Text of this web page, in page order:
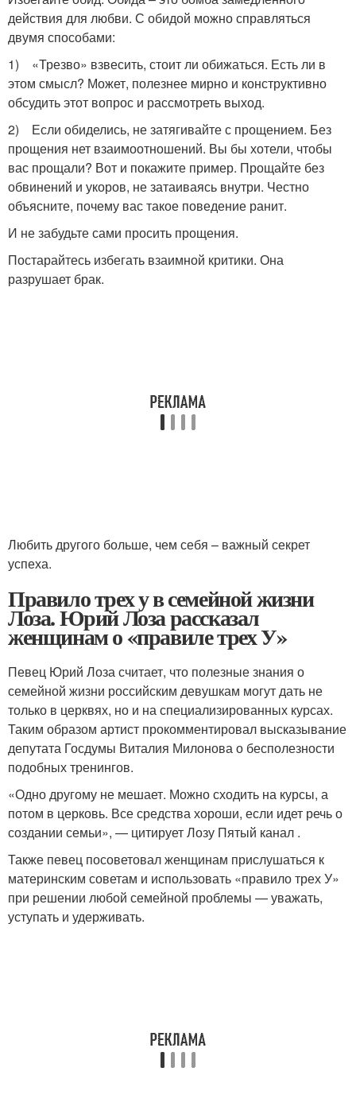
действия для любви. С обидой можно справляться
двумя способами:
1) «Трезво» взвесить, стоит ли обижаться. Есть ли в
этом смысл? Может, полезнее мирно и конструктивно
обсудить этот вопрос и рассмотреть выход.
2) Если обиделись, не затягивайте с прощением. Без
прощения нет взаимоотношений. Вы бы хотели, чтобы
вас прощали? Вот и покажите пример. Прощайте без
обвинений и укоров, не затаиваясь внутри. Честно
объясните, почему вас такое поведение ранит.
И не забудьте сами просить прощения.
Постарайтесь избегать взаимной критики. Она
разрушает брак.
Любить другого больше, чем себя – важный секрет
успеха.
Правило трех у в семейной жизни
Лоза. Юрий Лоза рассказал
женщинам о «правиле трех У»
Певец Юрий Лоза считает, что полезные знания о
семейной жизни российским девушкам могут дать не
только в церквях, но и на специализированных курсах.
Таким образом артист прокомментировал высказывание
депутата Госдумы Виталия Милонова о бесполезности
подобных тренингов.
«Одно другому не мешает. Можно сходить на курсы, а
потом в церковь. Все средства хороши, если идет речь о
создании семьи», — цитирует Лозу Пятый канал .
Также певец посоветовал женщинам прислушаться к
материнским советам и использовать «правило трех У»
при решении любой семейной проблемы — уважать,
уступать и удерживать.